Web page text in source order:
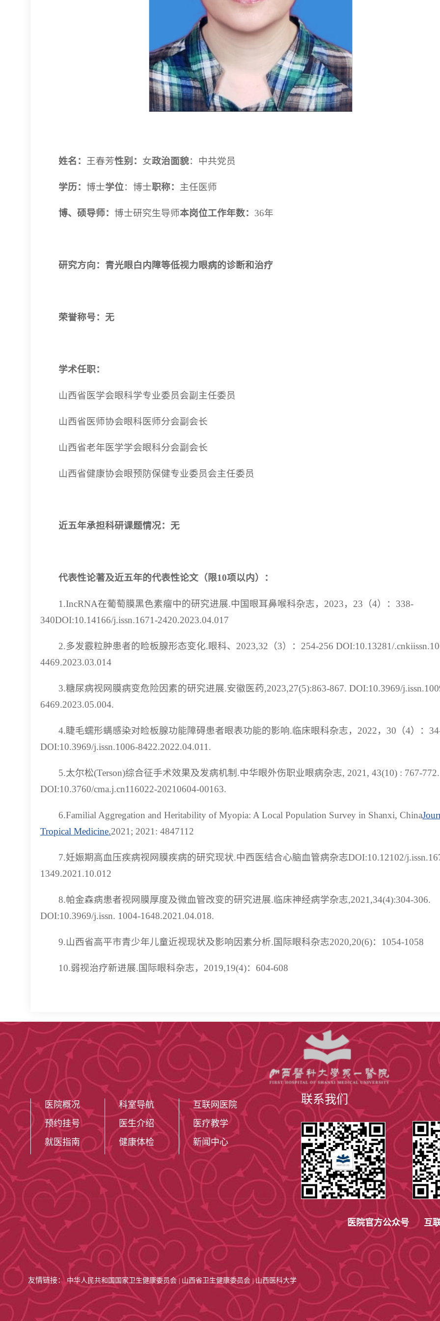
姓名： 王春芳性别： 女政治面貌：中共党员
学历：博士学位：博士职称： 主任医师
博、硕导师：博士研究生导师本岗位工作年数： 36年
研究方向：青光眼白内障等低视力眼病的诊断和治疗
荣誉称号：无
学术任职：
山西省医学会眼科学专业委员会副主任委员
山西省医师协会眼科医师分会副会长
山西省老年医学学会眼科分会副会长
山西省健康协会眼预防保健专业委员会主任委员
近五年承担科研课题情况：无
代表性论著及近五年的代表性论文（限10项以内）：
1.IncRNA在葡萄膜黑色素瘤中的研究进展.中国眼耳鼻喉科杂志，2023，23（4）：338-
340DOI:10.14166/j.issn.1671-2420.2023.04.017
2.多发霰粒肿患者的睑板腺形态变化.眼科、2023,32（3）：254-256 DOI:10.13281/
4469.2023.03.014
3.糖尿病视网膜病变危险因素的研究进展.安徽医药,2023,27(5):863-867. DOI:10.3969/
6469.2023.05.004.
4.睫毛蠕形螨感染对睑板腺功能障碍患者眼表功能的影响.临床眼科杂志，2022，30（4）：
DOI:10.3969/j.issn.1006-8422.2022.04.011.
5.太尔松(Terson)综合征手术效果及发病机制.中华眼外伤职业眼病杂志, 2021, 43(10) : 767-772.
DOI:10.3760/cma.j.cn116022-20210604-00163.
6.Familial Aggregation and Heritability of Myopia: A Local Population Survey in Shanxi, China
Tropical Medicine.2021; 2021: 4847112
7.妊娠期高血压疾病视网膜疾病的研究现状.中西医结合心脑血管病杂志DOI:10.12102/
1349.2021.10.012
8.帕金森病患者视网膜厚度及微血管改变的研究进展.临床神经病学杂志,2021,34(4):304-306.
DOI:10.3969/j.issn. 1004-1648.2021.04.018.
9.山西省高平市青少年儿童近视现状及影响因素分析.国际眼科杂志2020,20(6)：1054-1058
10.弱视治疗新进展.国际眼科杂志，2019,19(4)：604-608
医院概况
预约挂号
就医指南
科室导航
医生介绍
健康体检
互联网医院
医疗教学
新闻中心
联系我们
医院官方公众号 互联
友情链接：中华人民共和国国家卫生健康委员会 | 山西省卫生健康委员会 | 山西医科大学